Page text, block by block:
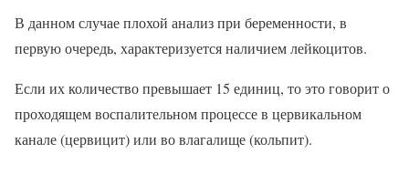
В данном случае плохой анализ при беременности, в
первую очередь, характеризуется наличием лейкоцитов.
Если их количество превышает 15 единиц, то это говорит о
проходящем воспалительном процессе в цервикальном
канале (цервицит) или во влагалище (кольпит).